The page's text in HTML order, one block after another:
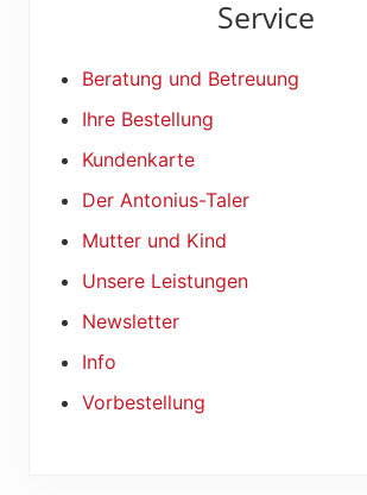
Service
Beratung und Betreuung
Ihre Bestellung
Kundenkarte
Der Antonius-Taler
Mutter und Kind
Unsere Leistungen
Newsletter
Info
Vorbestellung